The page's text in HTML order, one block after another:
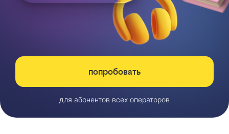
попробовать
для абонентов всех операторов